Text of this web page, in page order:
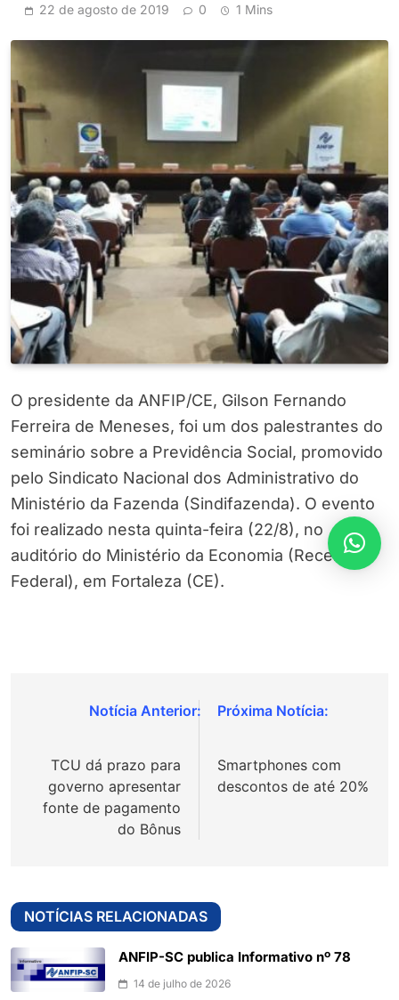
22 de agosto de 2019 0 1 Mins
O presidente da ANFIP/CE, Gilson Fernando
Ferreira de Meneses, foi um dos palestrantes do
seminário sobre a Previdência Social, promovido
pelo Sindicato Nacional dos Administrativo do
Ministério da Fazenda (Sindifazenda). O evento
foi realizado nesta quinta-feira (22/8), no
auditório do Ministério da Economia (Receita
Federal), em Fortaleza (CE).
Navegação
Post
TCU dá prazo para
governo apresentar
fonte de pagamento
do Bônus
Smartphones com
descontos de até 20%
NOTÍCIAS RELACIONADAS
ANFIP-SC publica Informativo nº 78
14 de julho de 2026